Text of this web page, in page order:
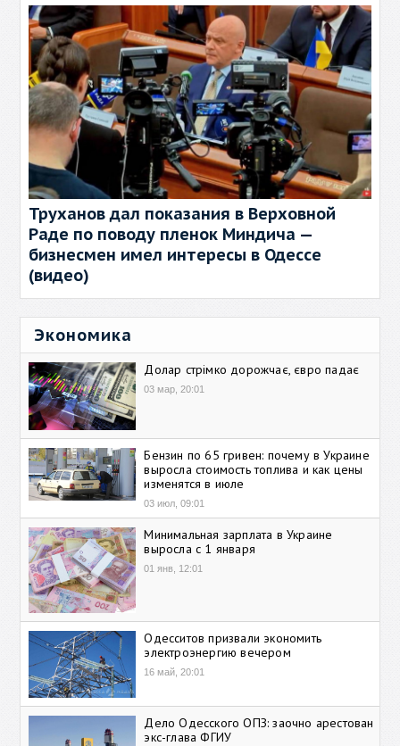
Труханов дал показания в Верховной
Раде по поводу пленок Миндича —
бизнесмен имел интересы в Одессе
(видео)
Экономика
Долар стрімко дорожчає, євро падає
03 мар, 20:01
Бензин по 65 гривен: почему в Украине
выросла стоимость топлива и как цены
изменятся в июле
03 июл, 09:01
Минимальная зарплата в Украине
выросла с 1 января
01 янв, 12:01
Одесситов призвали экономить
электроэнергию вечером
16 май, 20:01
Дело Одесского ОПЗ: заочно арестован
экс-глава ФГИУ